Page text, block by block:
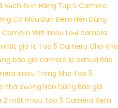
Vạch Đơn Hàng Top 5 Camera
Có Màu Ban Đêm Nên Dùng
Camera Wifi Imou Loại camera
giá rẻ Top 5 Camera Cho Kho
báo giá camera ip dahua Báo
imou Trong Nhà Top 5
nhà Xưởng Nên Dùng Báo giá
2 mắt imou Top 5 Camera Xem